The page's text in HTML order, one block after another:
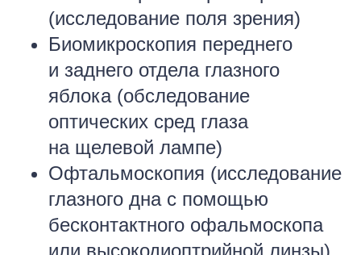
(исследование поля зрения)
Биомикроскопия переднего
и заднего отдела глазного
яблока (обследование
оптических сред глаза
на щелевой лампе)
Офтальмоскопия (исследование
глазного дна с помощью
бесконтактного офальмоскопа